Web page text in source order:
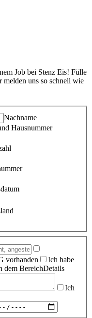
Job bei Stenz Eis! Fülle
melden uns so schnell wie
Nachname
Hausnummer
vorhanden
Ich habe
dem BereichDetails
Ich